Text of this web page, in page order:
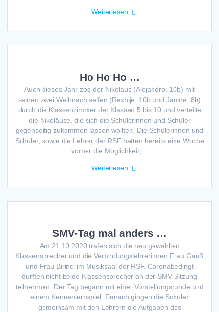
Weiterlesen
Ho Ho Ho …
Auch dieses Jahr zog der Nikolaus (Alejandro, 10b) mit
seinen zwei Weihnachtselfen (Rexhije, 10b und Janine, 8b)
durch die Klassenzimmer der Klassen 5 bis 10 und verteilte
die Nikoläuse, die sich die Schülerinnen und Schüler
gegenseitig zukommen lassen wollten. Die Schülerinnen und
Schüler, sowie die Lehrer der RSF hatten bereits eine Woche
vorher die Möglichkeit,…
Weiterlesen
SMV-Tag mal anders …
Am 21.10.2020 trafen sich die neu gewählten
Klassensprecher und die Verbindungslehrerinnen Frau Gauß
und Frau Birinci im Musiksaal der RSF. Coronabedingt
durften nicht beide Klassensprecher an der SMV-Sitzung
teilnehmen. Der Tag begann mit einer Vorstellungsrunde und
einem Kennenlernspiel. Danach gingen die Schüler
gemeinsam mit den Lehrern die Aufgaben des